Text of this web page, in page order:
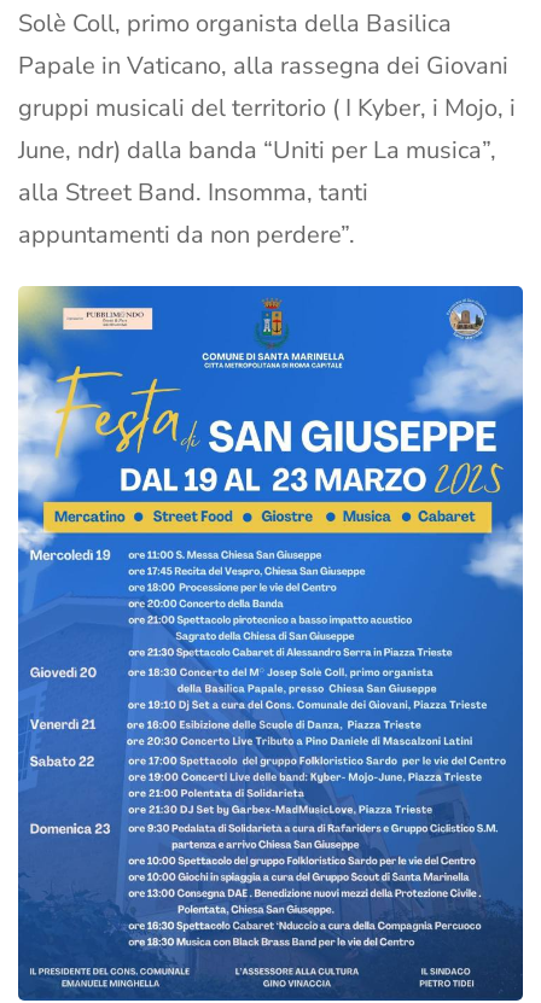
Solè Coll, primo organista della Basilica
Papale in Vaticano, alla rassegna dei Giovani
gruppi musicali del territorio ( I Kyber, i Mojo, i
June, ndr) dalla banda “Uniti per La musica”,
alla Street Band. Insomma, tanti
appuntamenti da non perdere”.